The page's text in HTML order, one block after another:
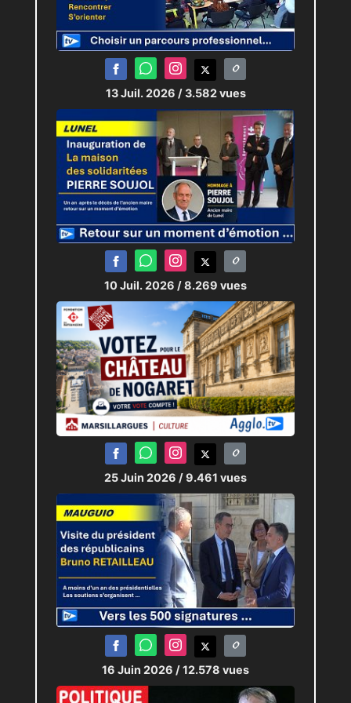
13 Juil. 2026 / 3.582 vues
10 Juil. 2026 / 8.269 vues
25 Juin 2026 / 9.461 vues
16 Juin 2026 / 12.578 vues